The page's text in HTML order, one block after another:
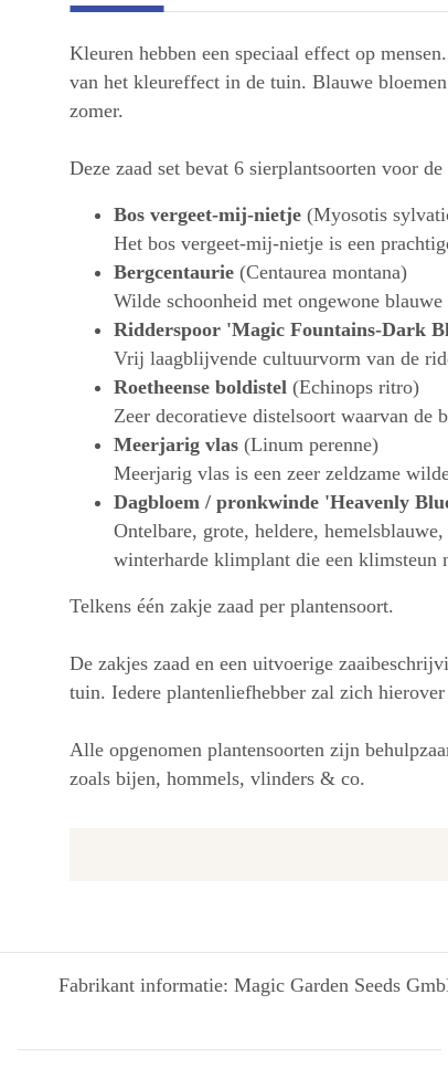
Kleuren hebben een speciaal effect op
van het kleureffect in de tuin. Blauwe
zomer.
Deze zaad set bevat 6 sierplantsoorten voor
Bos vergeet-mij-nietje (Myosotis
Het bos vergeet-mij-nietje is een
Bergcentaurie (Centaurea montana)
Wilde schoonheid met ongewone
Ridderspoor 'Magic Fountains-Dark
Vrij laagblijvende cultuurvorm van de
Roetheense boldistel (Echinops ritro)
Zeer decoratieve distelsoort waarvan de
Meerjarig vlas (Linum perenne)
Meerjarig vlas is een zeer zeldzame
Dagbloem / pronkwinde 'Heavenly
Ontelbare, grote, heldere,
winterharde klimplant die een klimsteun
Telkens één zakje zaad per plantensoort.
De zakjes zaad en een uitvoerige
tuin. Iedere plantenliefhebber zal zich hierover
Alle opgenomen plantensoorten zijn
zoals bijen, hommels, vlinders & co.
Fabrikant informatie: Magic Garden Seeds